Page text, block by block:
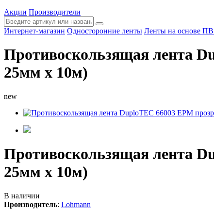
Акции Производители
Интернет-магазин Односторонние ленты Ленты на основе
Противоскользящая лента
25мм х 10м)
new
Противоскользящая лента
25мм х 10м)
В наличии
Производитель: Lohmann